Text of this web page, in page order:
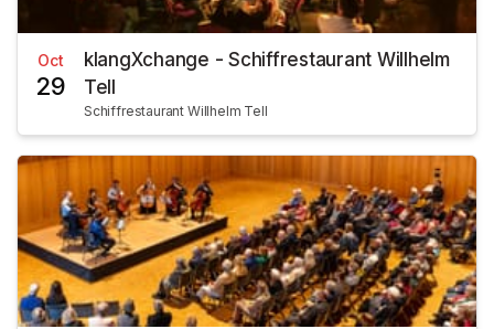
Oct
29
klangXchange - Schiffrestaurant Willhelm
Tell
Schiffrestaurant Willhelm Tell